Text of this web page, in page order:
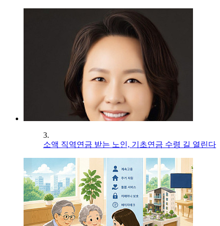
3.
소액 직역연금 받는 노인, 기초연금 수령 길 열린다